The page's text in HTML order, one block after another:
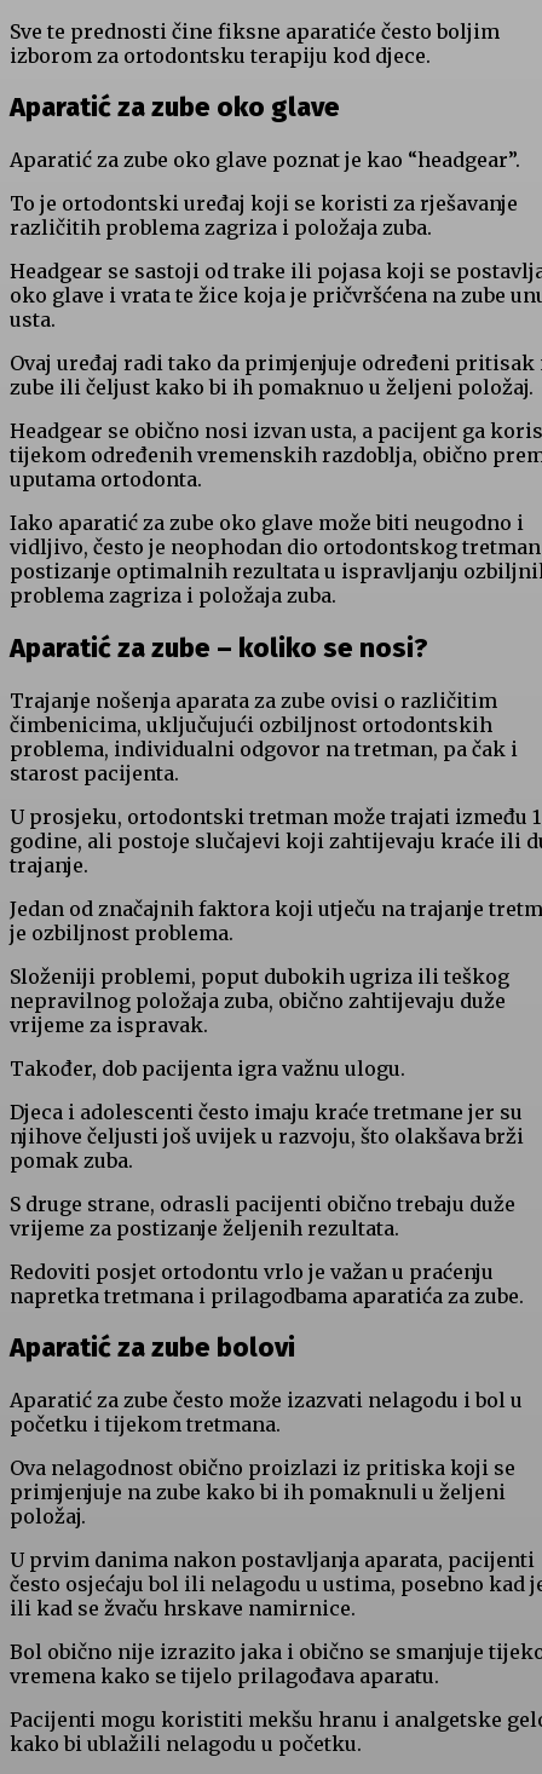
Sve te prednosti čine fiksne aparatiće često boljim
izborom za ortodontsku terapiju kod djece.
Aparatić za zube oko glave
Aparatić za zube oko glave poznat je kao “headgear”.
To je ortodontski uređaj koji se koristi za rješavanje
različitih problema zagriza i položaja zuba.
Headgear se sastoji od trake ili pojasa koji se
oko glave i vrata te žice koja je pričvršćena na zube
usta.
Ovaj uređaj radi tako da primjenjuje određeni pritisak
zube ili čeljust kako bi ih pomaknuo u željeni položaj.
Headgear se obično nosi izvan usta, a pacijent ga
tijekom određenih vremenskih razdoblja, obično
uputama ortodonta.
Iako aparatić za zube oko glave može biti neugodno i
vidljivo, često je neophodan dio ortodontskog
postizanje optimalnih rezultata u ispravljanju
problema zagriza i položaja zuba.
Aparatić za zube – koliko se nosi?
Trajanje nošenja aparata za zube ovisi o različitim
čimbenicima, uključujući ozbiljnost ortodontskih
problema, individualni odgovor na tretman, pa čak i
starost pacijenta.
U prosjeku, ortodontski tretman može trajati između
godine, ali postoje slučajevi koji zahtijevaju kraće ili
trajanje.
Jedan od značajnih faktora koji utječu na trajanje
je ozbiljnost problema.
Složeniji problemi, poput dubokih ugriza ili teškog
nepravilnog položaja zuba, obično zahtijevaju duže
vrijeme za ispravak.
Također, dob pacijenta igra važnu ulogu.
Djeca i adolescenti često imaju kraće tretmane jer su
njihove čeljusti još uvijek u razvoju, što olakšava brži
pomak zuba.
S druge strane, odrasli pacijenti obično trebaju duže
vrijeme za postizanje željenih rezultata.
Redoviti posjet ortodontu vrlo je važan u praćenju
napretka tretmana i prilagodbama aparatića za zube.
Aparatić za zube bolovi
Aparatić za zube često može izazvati nelagodu i bol u
početku i tijekom tretmana.
Ova nelagodnost obično proizlazi iz pritiska koji se
primjenjuje na zube kako bi ih pomaknuli u željeni
položaj.
U prvim danima nakon postavljanja aparata, pacijenti
često osjećaju bol ili nelagodu u ustima, posebno kad
ili kad se žvaču hrskave namirnice.
Bol obično nije izrazito jaka i obično se smanjuje
vremena kako se tijelo prilagođava aparatu.
Pacijenti mogu koristiti mekšu hranu i analgetske
kako bi ublažili nelagodu u početku.